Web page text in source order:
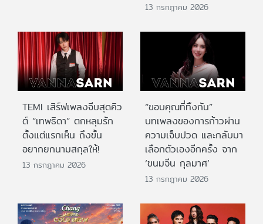
13 กรกฎาคม 2026
TEMI เสิร์ฟเพลงจีบสุดคิว
ต์ “เทพธิดา” ตกหลุมรัก
ตั้งแต่แรกเห็น ถึงขั้น
อยากยกนามสกุลให้!
13 กรกฎาคม 2026
“ขอบคุณที่ทิ้งกัน”
บทเพลงของการก้าวผ่าน
ความเจ็บปวด และกลับมา
เลือกตัวเองอีกครั้ง จาก
‘ขนมจีน กุลมาศ’
13 กรกฎาคม 2026